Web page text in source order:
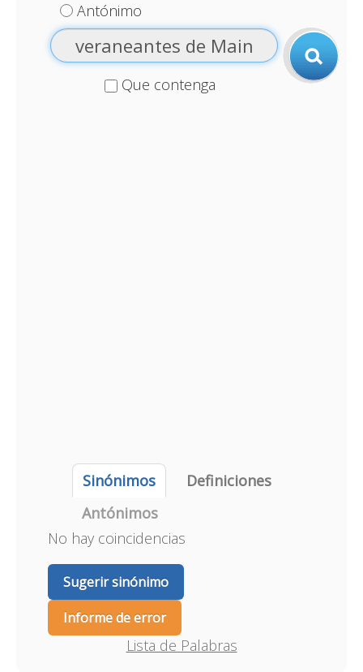
Antónimo
Que contenga
Sinónimos
Definiciones
Antónimos
No hay coincidencias
Sugerir sinónimo
Informe de error
Lista de Palabras